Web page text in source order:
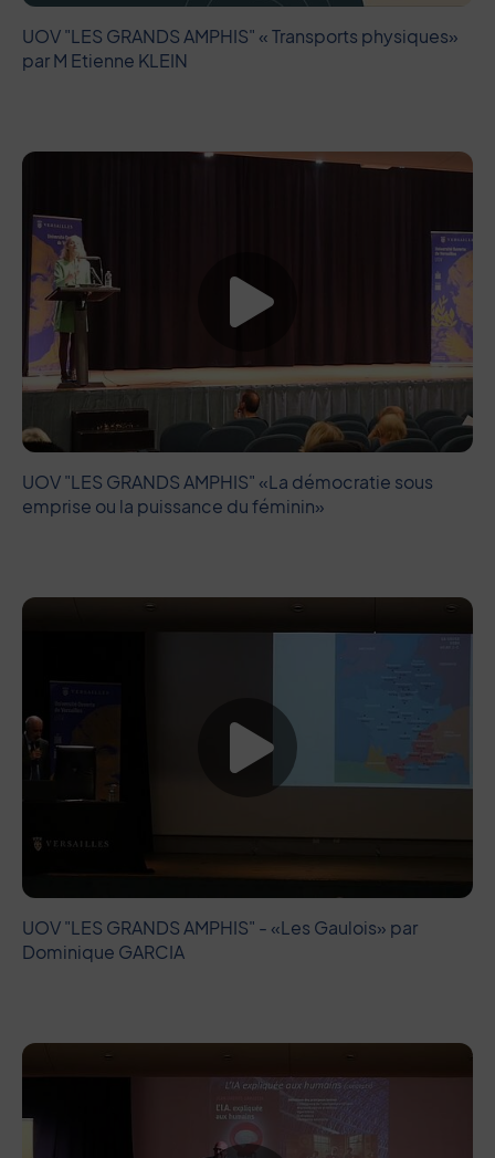
UOV "LES GRANDS AMPHIS" « Transports physiques»
par M Etienne KLEIN
Lancer la
UOV "LES GRANDS AMPHIS" «La démocratie sous
emprise ou la puissance du féminin»
Lancer la
UOV "LES GRANDS AMPHIS" - «Les Gaulois» par
Dominique GARCIA